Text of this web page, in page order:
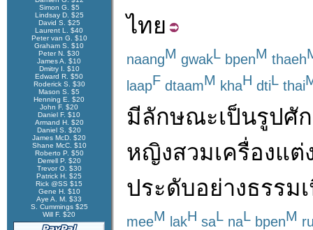
Simon G. $5
Lindsay D. $25
David S. $25
Laurent L. $40
Peter van G. $10
Graham S. $10
Peter N. $30
James A. $10
Dmitry I. $10
Edward R. $50
Roderick S. $30
Mason S. $5
Henning E. $20
John F. $20
Daniel F. $10
Armand H. $20
Daniel S. $20
James McD. $20
Shane McC. $10
Roberto P. $50
Derrell P. $20
Trevor O. $30
Patrick H. $25
Rick @SS $15
Gene H. $10
Aye A. M. $33
S. Cummings $25
Will F. $20
ไทย
naangM gwakL bpenM thaeh
laapF dtaamM khaH dtiL thai
มีลักษณะเป็นรูปศั
หญิงสวมเครื่องแต่
ประดับอย่างธรรม
meeM lakH saL naL bpenM